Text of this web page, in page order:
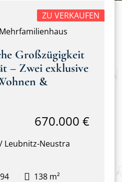
ZU VERKAUFEN
Großzügigkeit
– Zwei exklusive
&
Leubnitz-Neustra
670.000 €
138 m²